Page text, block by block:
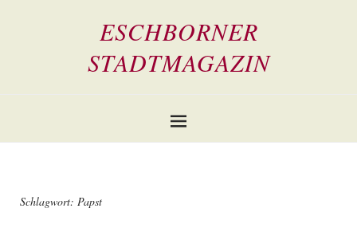
ESCHBORNER
STADTMAGAZIN
Schlagwort: Papst